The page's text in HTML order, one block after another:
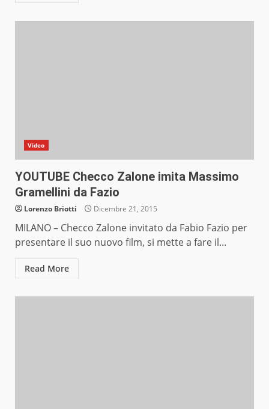
Video
YOUTUBE Checco Zalone imita Massimo
Gramellini da Fazio
Lorenzo Briotti Dicembre 21, 2015
MILANO – Checco Zalone invitato da Fabio Fazio per
presentare il suo nuovo film, si mette a fare il...
Read More